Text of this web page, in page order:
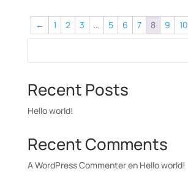
← 1 2 3 … 5 6 7 8 9 10
Recent Posts
Hello world!
Recent Comments
A WordPress Commenteren Hello world!